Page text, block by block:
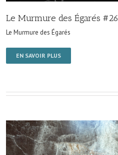
Le Murmure des Égarés #26
Le Murmure des Égarés
EN SAVOIR PLUS